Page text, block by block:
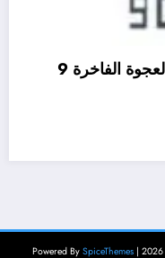
كوبون خصم 9 تمرات لبيع تمر العجوة الفاخرة 9
SpiceThemes